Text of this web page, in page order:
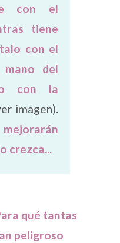
con el
tiene
con el
del
con la
imagen).
crezca...
qué tantas
peligroso